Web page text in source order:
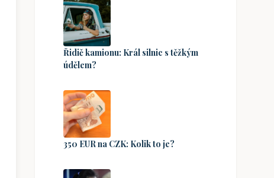
Řidič kamionu: Král silnic s těžkým
údělem?
350 EUR na CZK: Kolik to je?